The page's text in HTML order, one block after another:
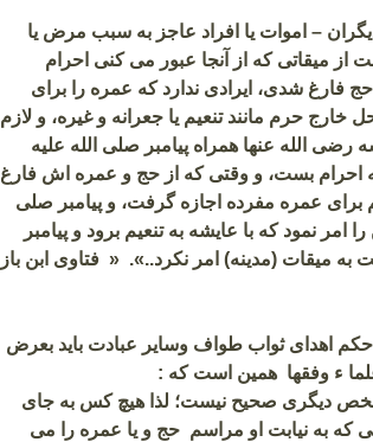
– اموات یا افراد عاجز به سبب مرض یا
میقاتی که از آنجا عبور می کنی احرام
حج فارغ شدی، ایرادی ندارد که عمره را برای
حرم مانند تنعیم یا جعرانه و غیره، و لازم
رضی الله عنها همراه پیامبر صلی الله علیه
احرام بست، و وقتی که از حج و عمره اش فارغ
برای عمره مفرده اجازه گرفت، و پیامبر صلی
امر نمود که با عایشه به تنعیم برود و پیامبر
به میقات (مدینه) امر نکرد..». « فتاوی ابن باز
اهدای ثواب طواف وسایر عبادت باید بعرض
ء وفقها همین است که :
دیگری صحیح نیست؛ لذا هیچ کس به جای
به نیابت او مراسم حج و یا عمره را می